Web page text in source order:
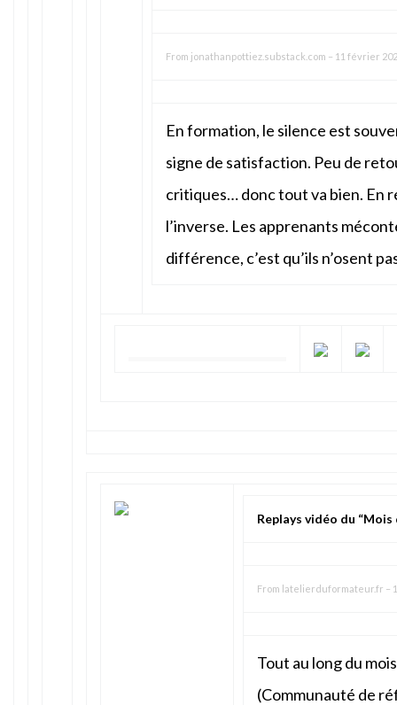
From jonathanpottiez.substack.com – 11 février
En formation, le silence est
signe de satisfaction. Peu de
critiques… donc tout va bien. En
l’inverse. Les apprenants
différence, c’est qu’ils n’osent
Replays vidéo du “Mois
From latelierduformateur.fr –
Tout au long du
(Communauté de